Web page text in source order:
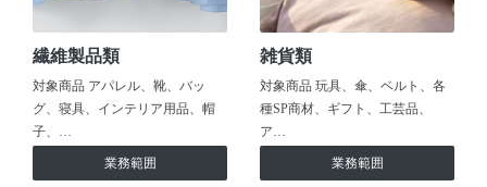
繊維製品類
対象商品 アパレル、靴、バッ
グ、寝具、インテリア用品、帽
子、…
業務範囲
雑貨類
対象商品 玩具、傘、ベルト、各
種SP商材、ギフト、工芸品、
ア…
業務範囲